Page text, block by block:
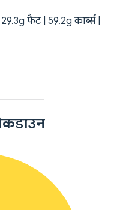
फैट | 59.2g कार्ब्स |